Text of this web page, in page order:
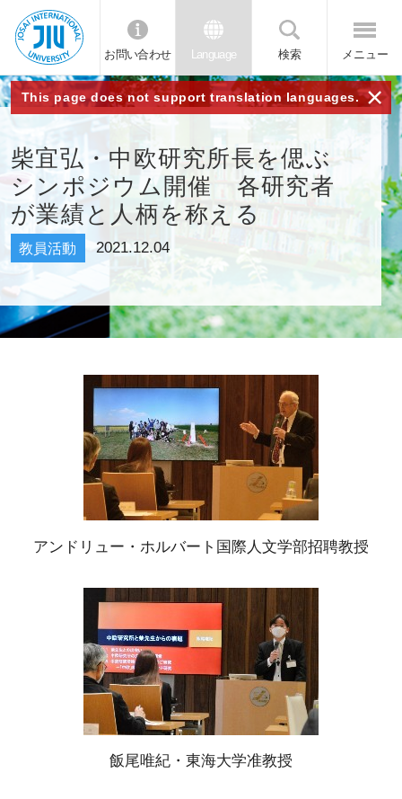
JIU 城西国
際大学
お問い合わせ Language 検索 メニュー
This page does not support translation languages. ×
柴宜弘・中欧研究所長を偲ぶ
シンポジウム開催 各研究者
が業績と人柄を称える
教員活動 2021.12.04
アンドリュー・ホルバート国際人文学部招聘教授
飯尾唯紀・東海大学准教授